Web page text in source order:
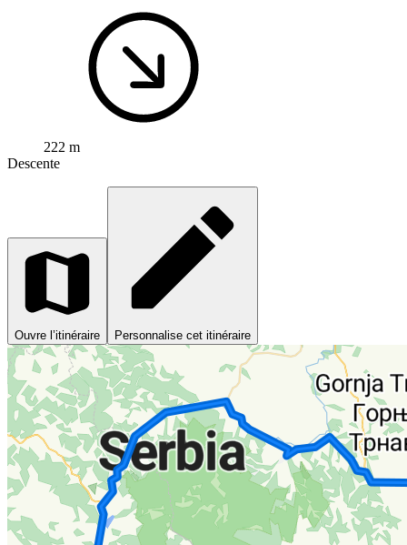
222 m
Descente
Ouvre l’itinéraire Personnalise cet itinéraire